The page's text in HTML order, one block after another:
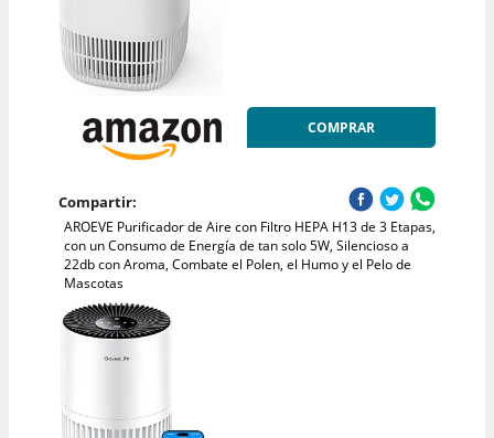
COMPRAR
Compartir:
AROEVE Purificador de Aire con Filtro HEPA H13 de 3 Etapas,
con un Consumo de Energía de tan solo 5W, Silencioso a
22db con Aroma, Combate el Polen, el Humo y el Pelo de
Mascotas